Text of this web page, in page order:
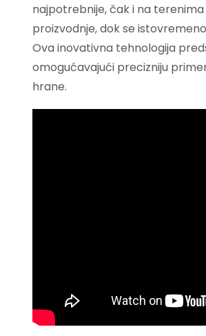
najpotrebnije, čak i na
proizvodnje, dok se
Ova inovativna tehnologija
omogućavajući precizniju
hrane.